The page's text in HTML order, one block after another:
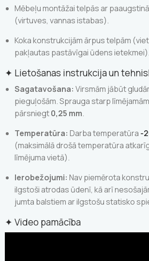
Mēbeļu montāžai telpās ar
(virtuves, vannas istabas).
Koka konstrukcijām ārpus telpām
pakļautas pastāvīgai ūdens ietekmei).
✦ Lietošanas instrukcija un
Sagatavošana: Virsmām jābūt
pieguļošām. Sprauga starp
pārsniegt0,25 mm.
Temperatūra: Darba temperatūra -2
(maksimālā drošā temperatūra
līmējuma vietā).
Ierobežojumi: Nav piemērota
ilgstoši atrodas ūdenī, kā arī
jumta balstiem ar ilgstošu statisko
✦Video pamācība